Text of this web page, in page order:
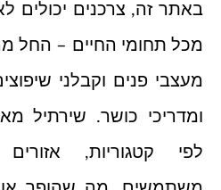
באתר זה, צרכנים יכולים
מכל תחומי החיים – החל
מעצבי פנים וקבלני
ומדריכי כושר. שירתיל
לפי קטגוריות, אזורים